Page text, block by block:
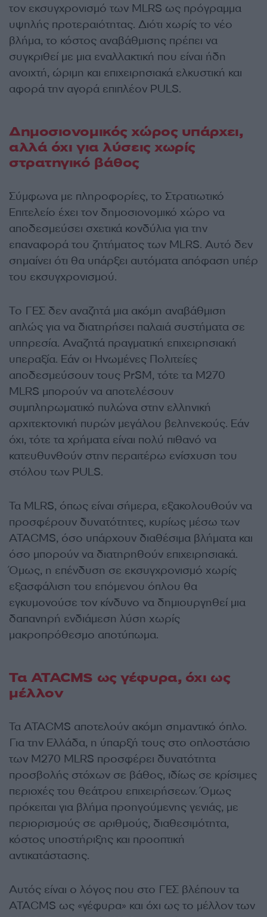
τον εκσυγχρονισμό των MLRS ως πρόγραμμα
υψηλής προτεραιότητας. Διότι χωρίς το νέο
βλήμα, το κόστος αναβάθμισης πρέπει να
συγκριθεί με μια εναλλακτική που είναι ήδη
ανοιχτή, ώριμη και επιχειρησιακά ελκυστική και
αφορά την αγορά επιπλέον PULS.
Δημοσιονομικός χώρος υπάρχει,
αλλά όχι για λύσεις χωρίς
στρατηγικό βάθος
Σύμφωνα με πληροφορίες, το Στρατιωτικό
Επιτελείο έχει τον δημοσιονομικό χώρο να
αποδεσμεύσει σχετικά κονδύλια για την
επαναφορά του ζητήματος των MLRS. Αυτό δεν
σημαίνει ότι θα υπάρξει αυτόματα απόφαση υπέρ
του εκσυγχρονισμού.
Το ΓΕΣ δεν αναζητά μια ακόμη αναβάθμιση
απλώς για να διατηρήσει παλαιά συστήματα σε
υπηρεσία. Αναζητά πραγματική επιχειρησιακή
υπεραξία. Εάν οι Ηνωμένες Πολιτείες
αποδεσμεύσουν τους PrSM, τότε τα M270
MLRS μπορούν να αποτελέσουν
συμπληρωματικό πυλώνα στην ελληνική
αρχιτεκτονική πυρών μεγάλου βεληνεκούς. Εάν
όχι, τότε τα χρήματα είναι πολύ πιθανό να
κατευθυνθούν στην περαιτέρω ενίσχυση του
στόλου των PULS.
Τα MLRS, όπως είναι σήμερα, εξακολουθούν να
προσφέρουν δυνατότητες, κυρίως μέσω των
ATACMS, όσο υπάρχουν διαθέσιμα βλήματα και
όσο μπορούν να διατηρηθούν επιχειρησιακά.
Όμως, η επένδυση σε εκσυγχρονισμό χωρίς
εξασφάλιση του επόμενου όπλου θα
εγκυμονούσε τον κίνδυνο να δημιουργηθεί μια
δαπανηρή ενδιάμεση λύση χωρίς
μακροπρόθεσμο αποτύπωμα.
Τα ATACMS ως γέφυρα, όχι ως
μέλλον
Τα ATACMS αποτελούν ακόμη σημαντικό όπλο.
Για την Ελλάδα, η ύπαρξή τους στο οπλοστάσιο
των M270 MLRS προσφέρει δυνατότητα
προσβολής στόχων σε βάθος, ιδίως σε κρίσιμες
περιοχές του θεάτρου επιχειρήσεων. Όμως
πρόκειται για βλήμα προηγούμενης γενιάς, με
περιορισμούς σε αριθμούς, διαθεσιμότητα,
κόστος υποστήριξης και προοπτική
αντικατάστασης.
Αυτός είναι ο λόγος που στο ΓΕΣ βλέπουν τα
ATACMS ως «γέφυρα» και όχι ως το μέλλον των